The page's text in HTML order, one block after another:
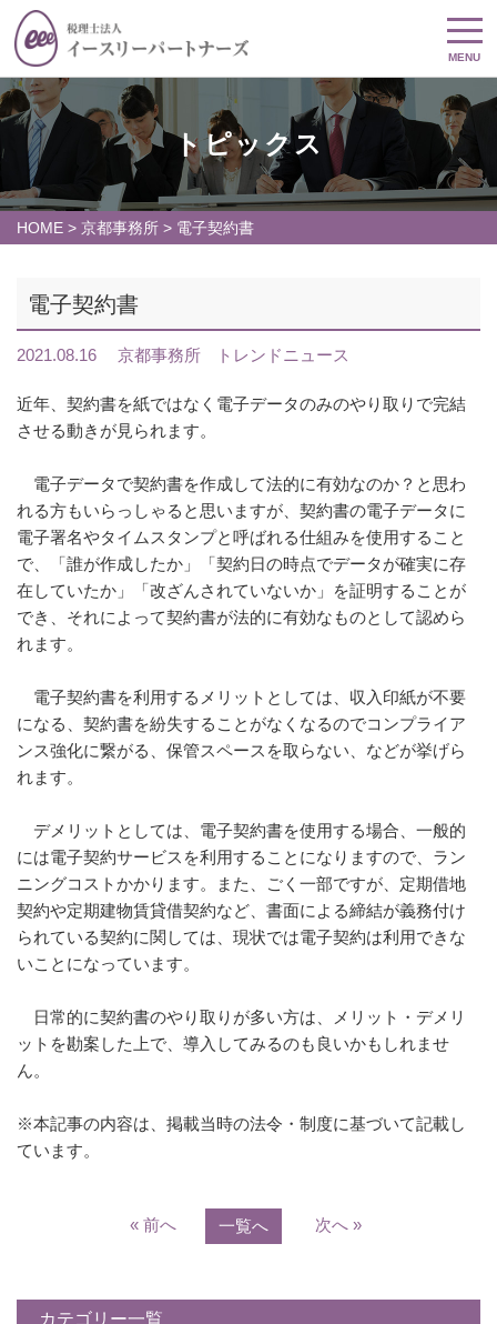
MENU
トピックス
HOME > 京都事務所 > 電子契約書
電子契約書
2021.08.16 京都事務所 トレンドニュース
近年、契約書を紙ではなく電子データのみのやり取りで完結
させる動きが見られます。
電子データで契約書を作成して法的に有効なのか？と思わ
れる方もいらっしゃると思いますが、契約書の電子データに
電子署名やタイムスタンプと呼ばれる仕組みを使用すること
で、「誰が作成したか」「契約日の時点でデータが確実に存
在していたか」「改ざんされていないか」を証明することが
でき、それによって契約書が法的に有効なものとして認めら
れます。
電子契約書を利用するメリットとしては、収入印紙が不要
になる、契約書を紛失することがなくなるのでコンプライア
ンス強化に繋がる、保管スペースを取らない、などが挙げら
れます。
デメリットとしては、電子契約書を使用する場合、一般的
には電子契約サービスを利用することになりますので、ラン
ニングコストかかります。また、ごく一部ですが、定期借地
契約や定期建物賃貸借契約など、書面による締結が義務付け
られている契約に関しては、現状では電子契約は利用できな
いことになっています。
日常的に契約書のやり取りが多い方は、メリット・デメリ
ットを勘案した上で、導入してみるのも良いかもしれませ
ん。
※本記事の内容は、掲載当時の法令・制度に基づいて記載し
ています。
« 前へ 一覧へ 次へ »
カテゴリー一覧